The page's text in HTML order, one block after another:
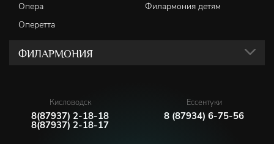
Опера
Филармония детям
Оперетта
ФИЛАРМОНИЯ
Кисловодск
8(87937) 2-18-18
8(87937) 2-18-17
Ессентуки
8 (87934) 6-75-56